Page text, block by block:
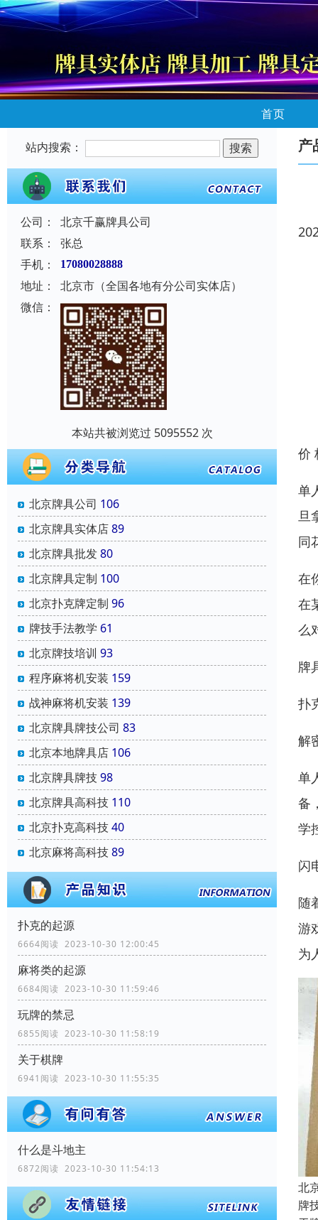
首页
站内搜索：
公司：
北京千赢牌具公司
联系：
张总
手机：
17080028888
地址：
北京市（全国各地有分公司实体店）
微信：
本站共被浏览过 5095552 次
北京牌具公司 106
北京牌具实体店89
北京牌具批发80
北京牌具定制 100
北京扑克牌定制 96
牌技手法教学 61
北京牌技培训 93
程序麻将机安装 159
战神麻将机安装 139
北京牌具牌技公司 83
北京本地牌具店 106
北京牌具牌技98
北京牌具高科技 110
北京扑克高科技40
北京麻将高科技89
扑克的起源
6664阅读 2023-10-30 12:00:45
麻将类的起源
6684阅读 2023-10-30 11:59:46
玩牌的禁忌
6855阅读 2023-10-30 11:58:19
关于棋牌
6941阅读 2023-10-30 11:55:35
什么是斗地主
6872阅读 2023-10-30 11:54:13
产
价
单
旦
同
在
在
么
牌
扑
解
单
备
学
闪
随
游
为
北
牌